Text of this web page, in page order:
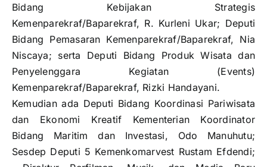
Bidang Kebijakan Strategis
Kemenparekraf/Baparekraf, R. Kurleni Ukar; Deputi
Bidang Pemasaran Kemenparekraf/Baparekraf, Nia
Niscaya; serta Deputi Bidang Produk Wisata dan
Penyelenggara Kegiatan (Events)
Kemenparekraf/Baparekraf, Rizki Handayani.
Kemudian ada Deputi Bidang Koordinasi Pariwisata
dan Ekonomi Kreatif Kementerian Koordinator
Bidang Maritim dan Investasi, Odo Manuhutu;
Sesdep Deputi 5 Kemenkomarvest Rustam Efdendi;